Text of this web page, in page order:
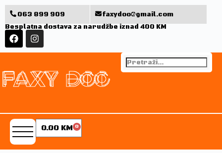
063 899 909
faxydoo@gmail.com
Besplatna dostava za narudžbe iznad 400 KM
0.00 KM 0